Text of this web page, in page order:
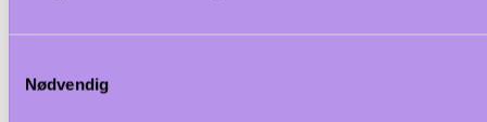
Nødvendig